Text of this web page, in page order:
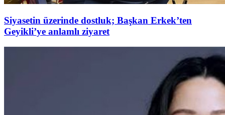
Siyasetin üzerinde dostluk; Başkan Erkek’ten
Geyikli’ye anlamlı ziyaret